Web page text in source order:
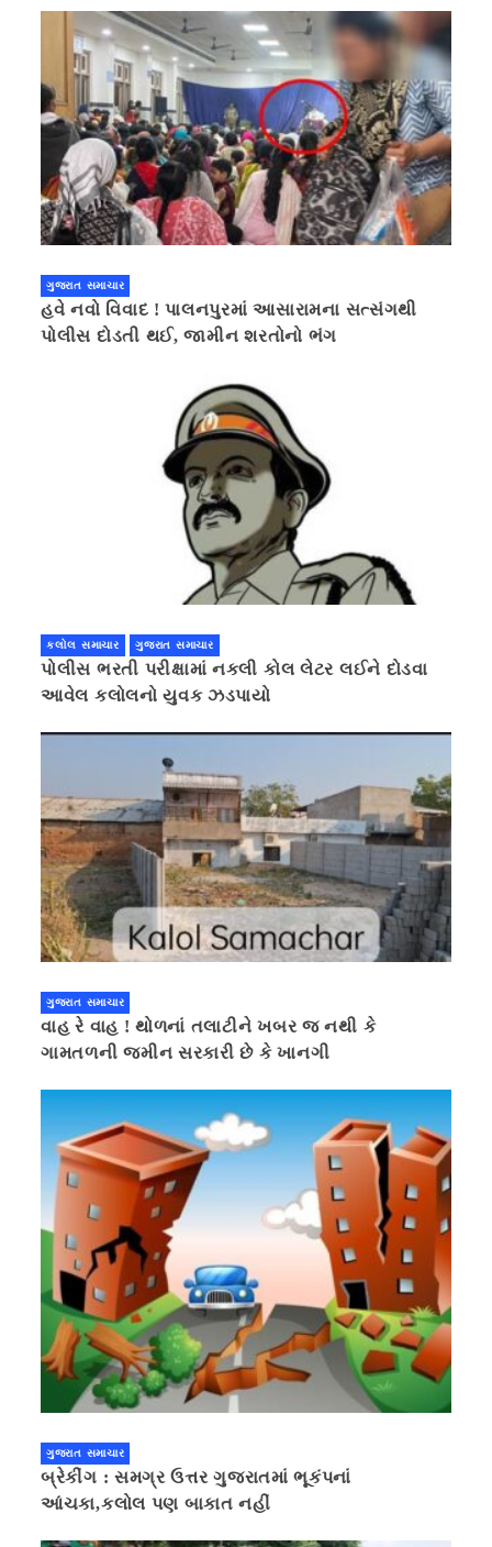
ગુજરાત સમાચાર
હવે નવો વિવાદ ! પાલનપુરમાં આસારામના સત્સંગથી
પોલીસ દોડતી થઈ, જામીન શરતોનો ભંગ
કલોલ સમાચાર ગુજરાત સમાચાર
પોલીસ ભરતી પરીક્ષામાં નકલી કોલ લેટર લઈને દોડવા
આવેલ કલોલનો યુવક ઝડપાયો
ગુજરાત સમાચાર
વાહ રે વાહ ! થોળનાં તલાટીને ખબર જ નથી કે
ગામતળની જમીન સરકારી છે કે ખાનગી
ગુજરાત સમાચાર
બ્રેકીંગ : સમગ્ર ઉત્તર ગુજરાતમાં ભૂકંપનાં
આંચકા,કલોલ પણ બાકાત નહીં